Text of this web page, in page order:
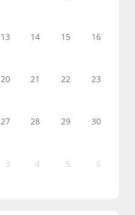
13 14 15 16
20 21 22 23
27 28 29 30
3 4 5 6